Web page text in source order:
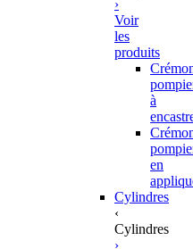
›
Voir
les
produits
à
en
Cylindres
‹
Cylindres
›